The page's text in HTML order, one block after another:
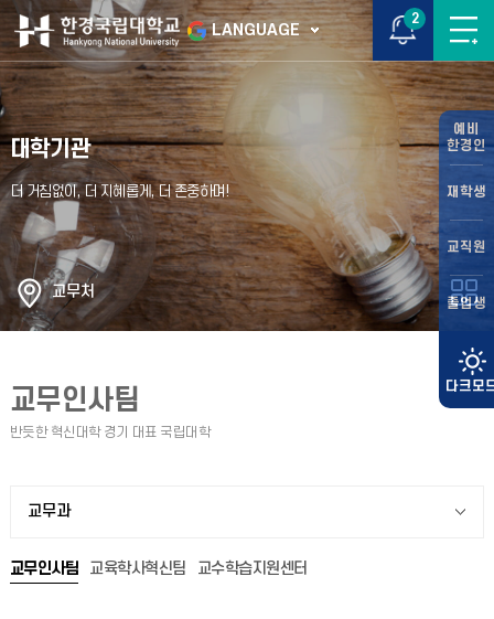
LANGUAGE
2
예비
한경인
재학생
교직원
졸업생
대학기관
교무처
교무인사팀
교무과
교무인사팀 교육학사혁신팀 교수학습지원센터